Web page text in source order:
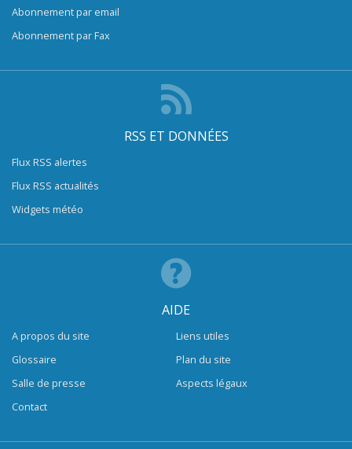
Abonnement par email
Abonnement par Fax
RSS ET DONNÉES
Flux RSS alertes
Flux RSS actualités
Widgets météo
AIDE
A propos du site
Glossaire
Salle de presse
Contact
Liens utiles
Plan du site
Aspects légaux